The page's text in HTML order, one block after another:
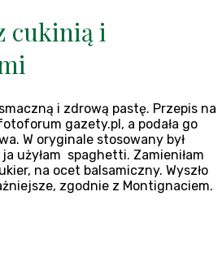
cukinią i
i zdrową pastę. Przepis na
gazety.pl, a podała go
W oryginale stosowany był
użyłam spaghetti. Zamieniłam
na ocet balsamiczny. Wyszło
zgodnie z Montignaciem.